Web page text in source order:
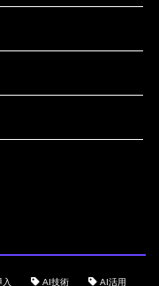
入 AI技術 AI活用